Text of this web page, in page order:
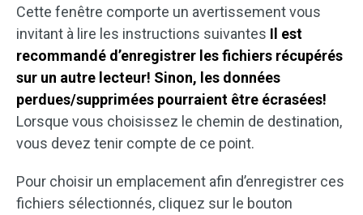
Cette fenêtre comporte un avertissement vous
invitant à lire les instructions suivantes Il est
recommandé d’enregistrer les fichiers récupérés
sur un autre lecteur! Sinon, les données
perdues/supprimées pourraient être écrasées!
Lorsque vous choisissez le chemin de destination,
vous devez tenir compte de ce point.
Pour choisir un emplacement afin d’enregistrer ces
fichiers sélectionnés, cliquez sur le bouton